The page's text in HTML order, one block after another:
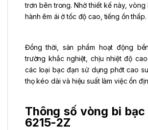
trơn bên trong. Nhờ thiết kế này, vòng
hành êm ái ở tốc độ cao, tiếng ồn thấp.
Đồng thời, sản phẩm hoạt động
trường khắc nghiệt, chịu nhiệt độ
các loại bạc đạn sử dụng phớt cao
thọ kéo dài và hiệu suất làm việc ổn
Thông số vòng bi bạc
6215-2Z